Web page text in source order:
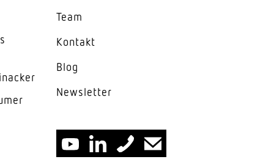
Team
Kontakt
Blog
News­letter